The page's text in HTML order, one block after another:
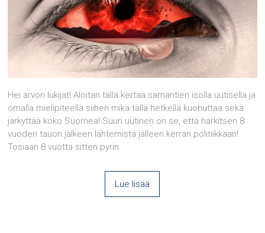
Hei arvon lukijat! Aloitan tällä kertaa samantien isolla uutisella ja
omalla mielipiteellä siihen mikä tällä hetkellä kuohuttaa sekä
järkyttää koko Suomea! Suuri uutinen on se, että harkitsen 8
vuoden tauon jälkeen lähtemistä jälleen kerran politiikkaan!
Tosiaan 8 vuotta sitten pyrin
Lue lisää